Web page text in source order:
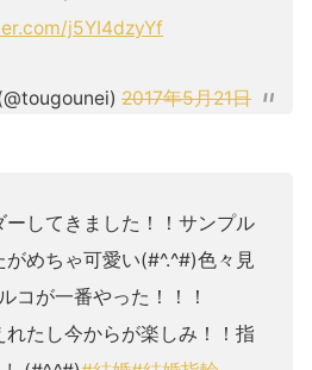
j5YI4dzyYf
2017年5月21日
ーしてきました！！サンプル
がめちゃ可愛い(#^.^#)色々見
コが一番やった！！！
たし今からが楽しみ！！指